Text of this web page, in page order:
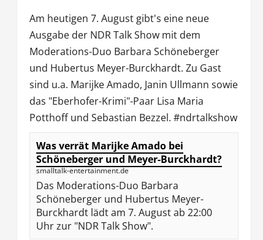
Am heutigen 7. August gibt's eine neue
Ausgabe der NDR Talk Showmit dem
Moderations-Duo Barbara Schöneberger
und Hubertus Meyer-Burckhardt. Zu Gast
sind u.a. Marijke Amado, Janin Ullmann sowie
das "Eberhofer-Krimi"-Paar Lisa Maria
Potthoff und Sebastian Bezzel. #ndrtalkshow
Was verrät Marijke Amado bei
Schöneberger und Meyer-Burckhardt?
smalltalk-entertainment.de
Das Moderations-Duo Barbara
Schöneberger und Hubertus Meyer-
Burckhardt lädt am 7. August ab 22:00
Uhr zur "NDR Talk Show".